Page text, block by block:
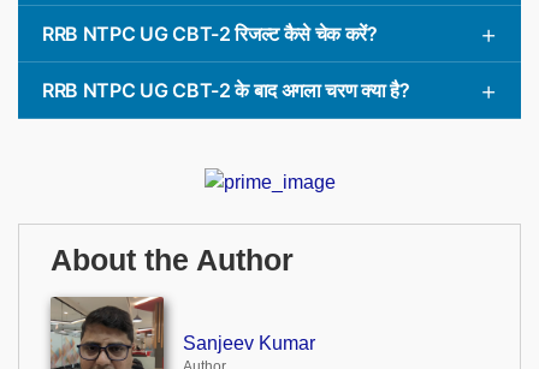
RRB NTPC UG CBT-2 रिजल्ट कैसे चेक करें?
RRB NTPC UG CBT-2 के बाद अगला चरण क्या है?
About the Author
Sanjeev Kumar